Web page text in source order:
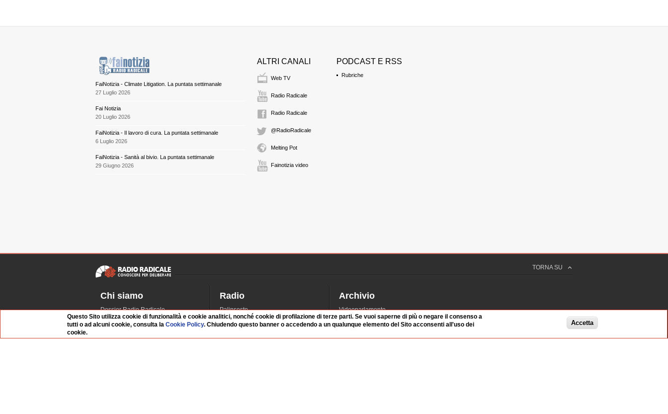
FaiNotizia - Climate Litigation. La puntata settimanale
27 Luglio 2026
Fai Notizia
20 Luglio 2026
FaiNotizia - Il lavoro di cura. La puntata settimanale
6 Luglio 2026
FaiNotizia - Sanità al bivio. La puntata settimanale
29 Giugno 2026
ALTRI CANALI
Web TV
Radio Radicale
Radio Radicale
@RadioRadicale
Melting Pot
Fainotizia video
PODCAST E RSS
Rubriche
TORNA SU
Chi siamo
Dossier Radio Radicale
Questo sito
Radio
Palinsesto
Riascolta
Archivio
Videoparlamento
Istituzioni
Questo Sito utilizza cookie di funzionalità e cookie analitici, nonché cookie di profilazione di terze parti. Se vuoi saperne di più o negare il consenso a
tutti o ad alcuni cookie, consulta laCookie Policy. Chiudendo questo banner o accedendo a un qualunque elemento del Sito acconsenti all'uso dei
cookie.
Accetta